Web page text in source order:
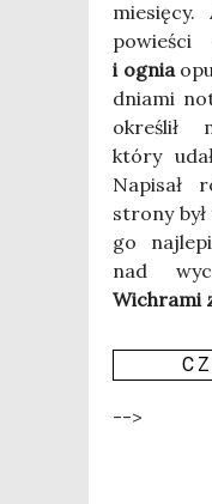
mie­się­cy.
i ognia
dnia­mi
okre­ślił
któ­ry
Napi­sał
stro­ny
go
nad
Wichra­mi
-->